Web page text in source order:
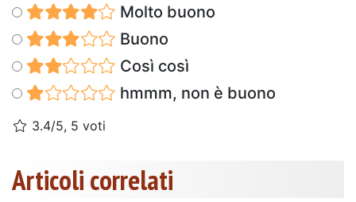
Molto buono
Buono
Così così
hmmm, non è buono
3.4/5, 5 voti
Articoli correlati